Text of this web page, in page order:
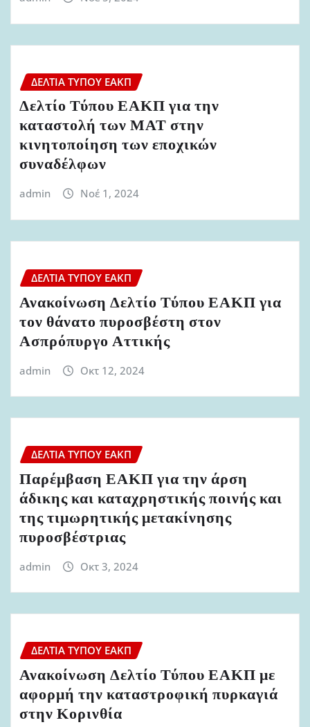
ΔΕΛΤΊΑ ΤΎΠΟΥ ΕΑΚΠ
Δελτίο Τύπου ΕΑΚΠ για την
καταστολή των ΜΑΤ στην
κινητοποίηση των εποχικών
συναδέλφων
admin Νοέ 1, 2024
ΔΕΛΤΊΑ ΤΎΠΟΥ ΕΑΚΠ
Ανακοίνωση Δελτίο Τύπου ΕΑΚΠ για
τον θάνατο πυροσβέστη στον
Ασπρόπυργο Αττικής
admin Οκτ 12, 2024
ΔΕΛΤΊΑ ΤΎΠΟΥ ΕΑΚΠ
Παρέμβαση ΕΑΚΠ για την άρση
άδικης και καταχρηστικής ποινής και
της τιμωρητικής μετακίνησης
πυροσβέστριας
admin Οκτ 3, 2024
ΔΕΛΤΊΑ ΤΎΠΟΥ ΕΑΚΠ
Ανακοίνωση Δελτίο Τύπου ΕΑΚΠ με
αφορμή την καταστροφική πυρκαγιά
στην Κορινθία